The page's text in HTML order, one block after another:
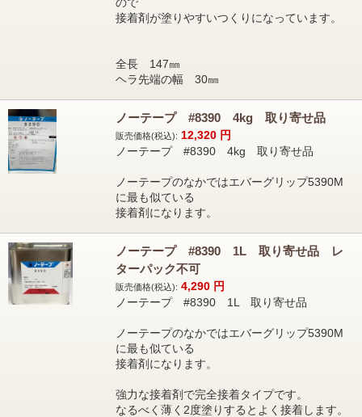
接着剤が塗りやすいつくりになっています。
全長 147㎜
ヘラ先端の幅 30㎜
ノーテープ #8390 4kg 取り寄せ品
販売価格(税込): 12,320 円
ノーテープ #8390 4kg 取り寄せ品
ノーテープのなかではエバーグリップ5390M
に最も似ている
接着剤になります。
ノーテープ #8390 1L 取り寄せ品 レ
ターパック不可
販売価格(税込): 4,290 円
ノーテープ #8390 1L 取り寄せ品
ノーテープのなかではエバーグリップ5390M
に最も似ている
接着剤になります。
強力な接着剤で完全接着タイプです。
なるべく薄く2度塗りするとよく接着します。